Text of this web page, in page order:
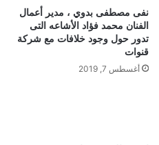
نفى مصطفى بدوي ، مدير أعمال
الفنان محمد فؤاد الأشاعه التى
تدور حول وجود خلافات مع شركة
قنوات
أغسطس 7, 2019